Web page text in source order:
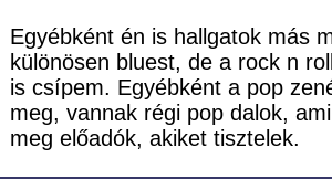
Egyébként én is hallgatok más
különösen bluest, de a rock n
is csípem. Egyébként a pop
meg, vannak régi pop dalok,
meg előadók, akiket tisztelek.